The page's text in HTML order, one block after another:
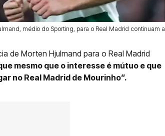
médio do Sporting, para o Real Madrid continuam a
de Morten Hjulmand para o Real Madrid
mesmo que o interesse é mútuo e que
no Real Madrid de Mourinho”.